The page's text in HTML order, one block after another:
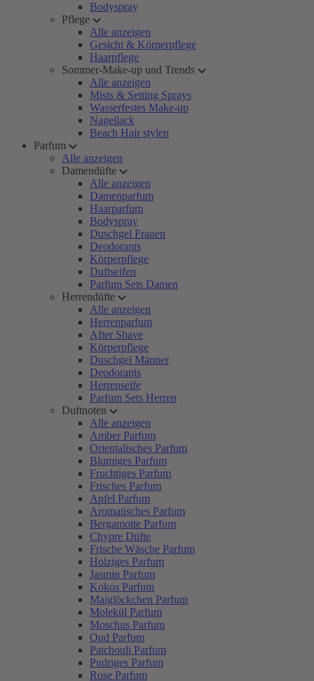
Bodyspray
Pflege
Alle anzeigen
Gesicht & Körperpflege
Haarpflege
Sommer-Make-up und Trends
Alle anzeigen
Mists & Setting Sprays
Wasserfestes Make-up
Nagellack
Beach Hair stylen
Parfum
Alle anzeigen
Damendüfte
Alle anzeigen
Damenparfum
Haarparfum
Bodyspray
Duschgel Frauen
Deodorants
Körperpflege
Duftseifen
Parfum Sets Damen
Herrendüfte
Alle anzeigen
Herrenparfum
After Shave
Körperpflege
Duschgel Männer
Deodorants
Herrenseife
Parfum Sets Herren
Duftnoten
Alle anzeigen
Amber Parfum
Orientalisches Parfum
Blumiges Parfum
Fruchtiges Parfum
Frisches Parfum
Apfel Parfum
Aromatisches Parfum
Bergamotte Parfum
Chypre Düfte
Frische Wäsche Parfum
Holziges Parfum
Jasmin Parfum
Kokos Parfum
Maiglöckchen Parfum
Molekül Parfum
Moschus Parfum
Oud Parfum
Patchouli Parfum
Pudriges Parfum
Rose Parfum